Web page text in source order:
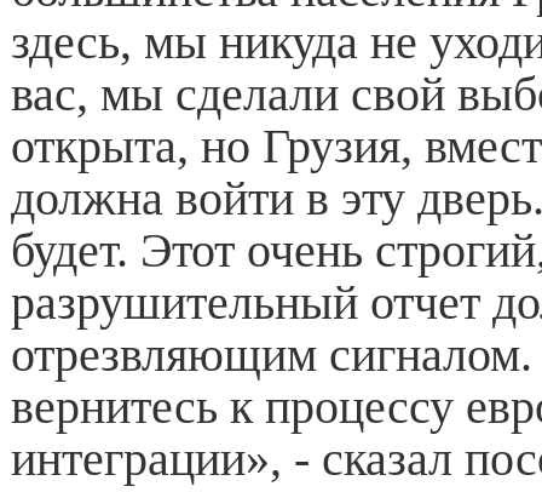
здесь, мы никуда не
вас, мы сделали свой
открыта, но Грузия,
должна войти в эту
будет. Этот очень
разрушительный отчет
отрезвляющим
вернитесь к процессу
интеграции», - сказал